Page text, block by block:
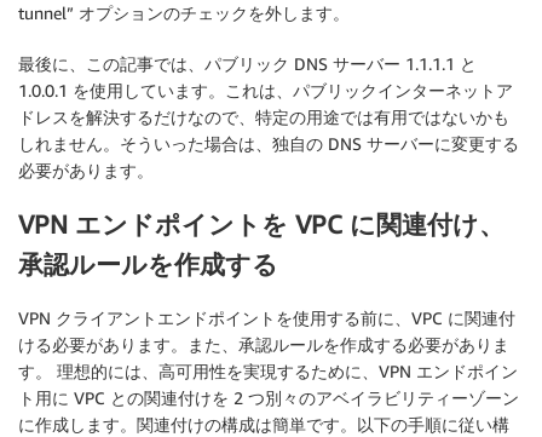
tunnel” オプションのチェックを外します。
最後に、この記事では、パブリック DNS サーバー 1.1.1.1 と
1.0.0.1 を使用しています。これは、パブリックインターネットア
ドレスを解決するだけなので、特定の用途では有用ではないかも
しれません。そういった場合は、独自の DNS サーバーに変更する
必要があります。
VPN エンドポイントを VPC に関連付け、
承認ルールを作成する
VPN クライアントエンドポイントを使用する前に、VPC に関連付
ける必要があります。また、承認ルールを作成する必要がありま
す。 理想的には、高可用性を実現するために、VPN エンドポイン
ト用に VPC との関連付けを 2 つ別々のアベイラビリティーゾーン
に作成します。関連付けの構成は簡単です。以下の手順に従い構